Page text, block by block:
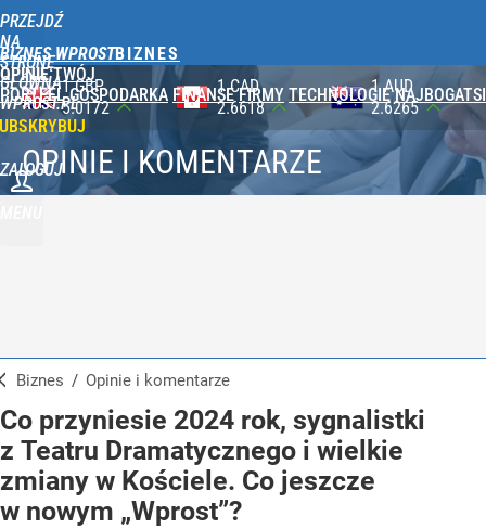
PRZEJDŹ
NA
STRONĘ
GŁÓWNĄ
WPROST.PL
BIZNES WPROST
OPINIE TWÓJ
PORTFEL GOSPODARKA FINANSE FIRMY TECHNOLOGIE NAJBOGATSI
ZALOGUJ
1 CAD
2.6618
1 AUD
2.6265
100 JPY
2.3565
OPINIE I KOMENTARZE
Biznes / Opinie i komentarze
Co przyniesie 2024 rok, sygnalistki
z Teatru Dramatycznego i wielkie
zmiany w Kościele. Co jeszcze
w nowym „Wprost”?